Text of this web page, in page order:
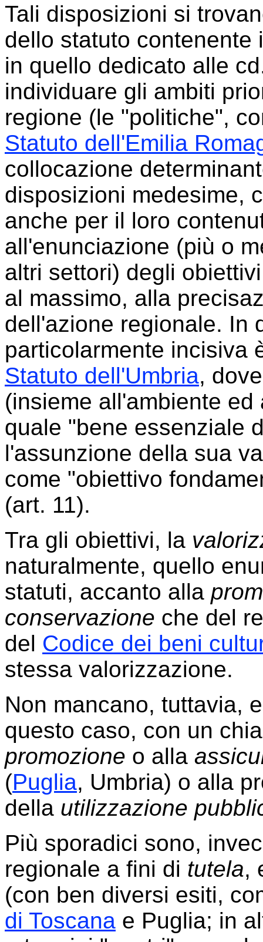
Tali disposizioni si
dello statuto contenente
in quello dedicato alle
individuare gli ambiti
regione (le "politiche",
Statuto dell'Emilia
collocazione
disposizioni medesime,
anche per il loro
all'enunciazione (più o
altri settori) degli
al massimo, alla
dell'azione regionale. In
particolarmente incisiva
Statuto dell'Umbria,
(insieme all'ambiente
quale "bene essenziale
l'assunzione della sua
come "obiettivo
(art. 11).
Tra gli obiettivi, la
naturalmente, quello
statuti, accanto alla
conservazione che del
del Codice dei beni
stessa valorizzazione.
Non mancano, tuttavia,
questo caso, con un
promozione o alla
(Puglia, Umbria) o alla
della utilizzazione
Più sporadici sono,
regionale a fini di tutela,
(con ben diversi esiti,
di Toscana e Puglia; in